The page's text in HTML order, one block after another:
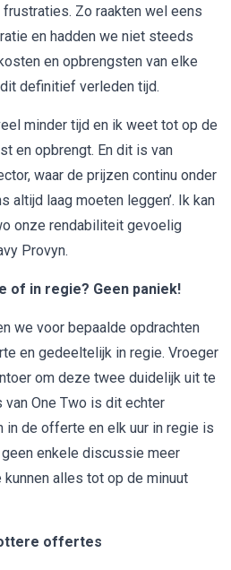
Zo raakten wel eens
en hadden we niet steeds
en opbrengsten van elke
definitief verleden tijd.
minder tijd en ik weet tot op de
en opbrengt. En dit is van
waar de prijzen continu onder
altijd laag moeten leggen’. Ik kan
onze rendabiliteit gevoelig
Provyn.
in regie? Geen paniek!
we voor bepaalde opdrachten
en gedeeltelijk in regie. Vroeger
om deze twee duidelijk uit te
One Two is dit echter
in de offerte en elk uur in regie is
enkele discussie meer
alles tot op de minuut
offertes